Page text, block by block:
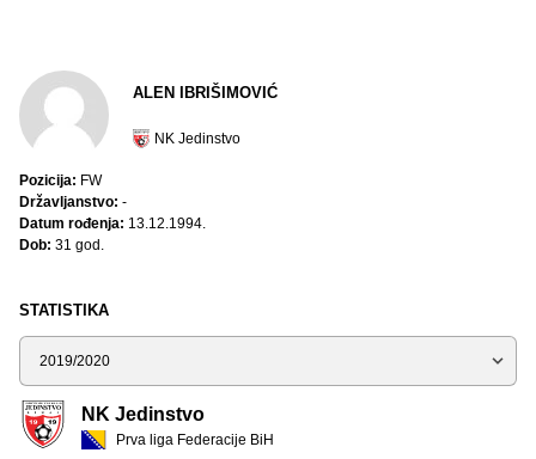
STATISTIKA
Sezona
NK Jedinstvo
Prva liga Federacije BiH
ALEN IBRIŠIMOVIĆ
NK Jedinstvo
Pozicija: FW
Državljanstvo: -
Datum rođenja: 13.12.1994.
Dob: 31 god.